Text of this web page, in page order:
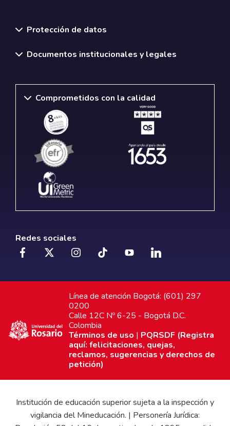
Protección de datos
Documentos institucionales y legales
Comprometidos con la calidad
Redes sociales
Línea de atención Bogotá: (601) 297
0200
Calle 12C Nº 6-25 - Bogotá D.C.
Colombia
Términos de uso | PQRSDF (Registra
aquí: felicitaciones, quejas,
reclamos, sugerencias y derechos de
petición)
Institución de educación superior sujeta a la inspección y
vigilancia del Mineducación. | Personería Jurídica: